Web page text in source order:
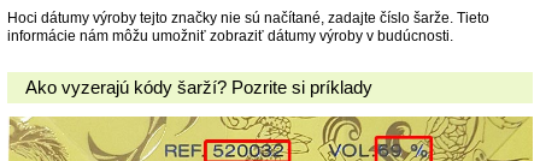
Hoci dátumy výroby tejto značky nie sú načítané, zadajte číslo šarže. Tieto
informácie nám môžu umožniť zobraziť dátumy výroby v budúcnosti.
Ako vyzerajú kódy šarží? Pozrite si príklady